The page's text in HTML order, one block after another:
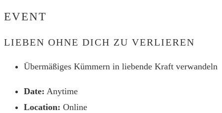
durchsuchen
EVENT
LIEBEN OHNE DICH ZU VERLIEREN
Übermäßiges Kümmern in liebende Kraft verwandeln
Date: Anytime
Location: Online